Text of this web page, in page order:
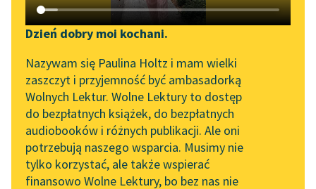
Katalog DAISY
Podkasty o książkach
Zgłoś brak utworu
Aktualności
Spotkanie z Katarzyną
Tunkiel w Oslo
Wolne Lektury na 32.
Pol’and’Rock Festivalu
„Kochanek Lady
Narzędzia
Mapa Wolnych Lektur
Leśmianator
Przewodnik dla piszących i
czytających
Dzień dobry moi kochani.
Nazywam się Paulina Holtz i mam wielki
zaszczyt i przyjemność być ambasadorką
Wolnych Lektur. Wolne Lektury to dostęp
do bezpłatnych książek, do bezpłatnych
audiobooków i różnych publikacji. Ale oni
potrzebują naszego wsparcia. Musimy nie
tylko korzystać, ale także wspierać
finansowo Wolne Lektury, bo bez nas nie
Kornel Makuszyński
Ewy
Ewcia, siedząc przy
otwartym oknie
swojego pokoiku,
który się znajdował na
tej samej wysokości